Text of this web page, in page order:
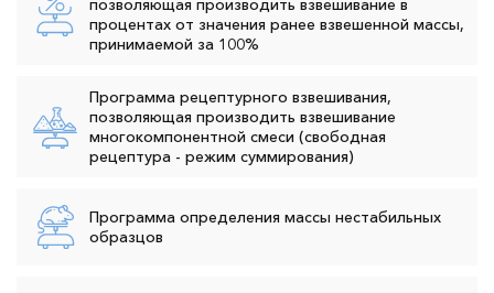
позволяющая производить взвешивание в
процентах от значения ранее взвешенной массы,
принимаемой за 100%
Программа рецептурного взвешивания,
позволяющая производить взвешивание
многокомпонентной смеси (свободная
рецептура - режим суммирования)
Программа определения массы нестабильных
образцов